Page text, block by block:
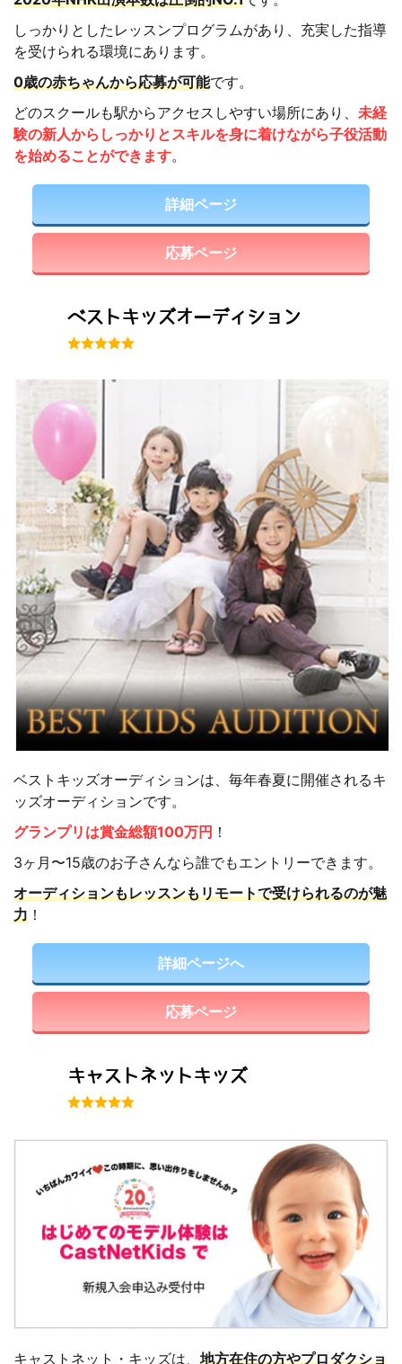
しっかりとしたレッスンプログラムがあり、充実した指導
を受けられる環境にあります。
0歳の赤ちゃんから応募が可能です。
どのスクールも駅からアクセスしやすい場所にあり、 未経
験の新人からしっかりとスキルを身に着けながら子役活動
を始めることができます。
詳細ページ
応募ページ
ベストキッズオーディション
ベストキッズオーディションは、毎年春夏に開催されるキ
ッズオーディションです。
グランプリは賞金総額100万円 ！
3ヶ月〜15歳のお子さんなら誰でもエントリーできます。
オーディションもレッスンもリモートで受けられるのが魅
力 ！
詳細ページへ
応募ページ
キャストネットキッズ
キャストネット・キッズは、 地方在住の方やプロダクショ